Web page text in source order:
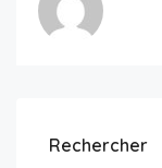
Rechercher